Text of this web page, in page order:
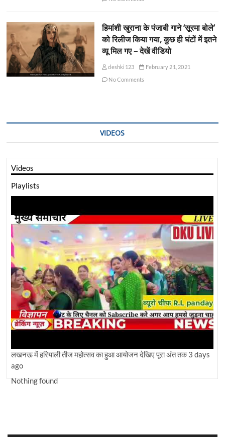
हिमांशी खुराना के पंजाबी गाने ‘सूरमा बोले’
को रिलीज किया गया, कुछ ही घंटों में इतने
व्यू मिल गए – देखें वीडियो
deshki123
February 21, 2021
No Comments
VIDEOS
Videos
Playlists
लखनऊ में हरियाली तीज महोत्सव का हुआ आयोजन देखिए पूरा अंत तक3 days
ago
Nothing found